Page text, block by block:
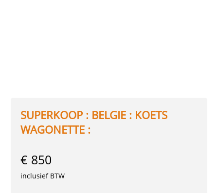
SUPERKOOP : BELGIE : KOETS
WAGONETTE :
€ 850
inclusief BTW